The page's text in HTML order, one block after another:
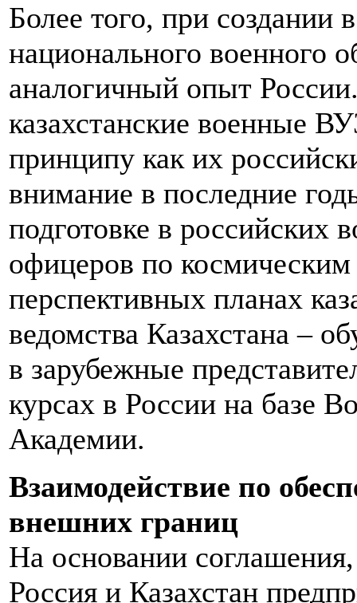
Более того, при создании
национального военного
аналогичный опыт
казахстанские военные
принципу как их
внимание в последние
подготовке в российских
офицеров по
перспективных планах
ведомства Казахстана –
в зарубежные
курсах в России на базе
Академии.
Взаимодействие по
внешних границ
На основании
Россия и Казахстан